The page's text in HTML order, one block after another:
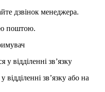
дзвінок менеджера.
поштою.
у відділенні зв’язку
відділенні зв’язку або на